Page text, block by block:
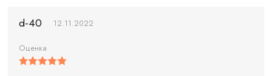
d-40 12.11.2022
Оценка